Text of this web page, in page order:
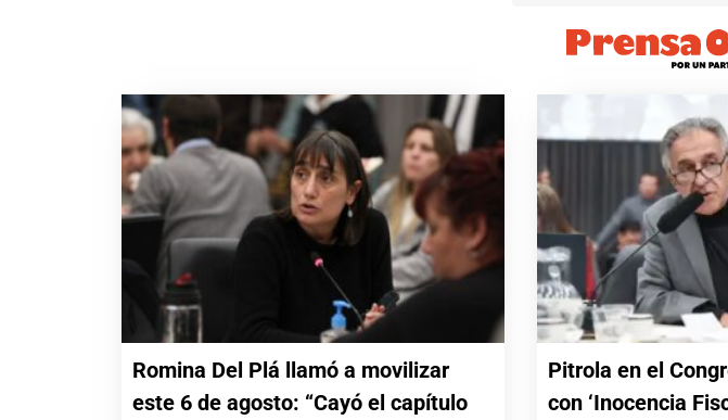
Romina Del Plá llamó a movilizar
este 6 de agosto: “Cayó el capítulo
Pitrola en el
con ‘Inocencia